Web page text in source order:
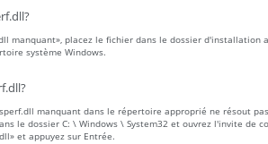
manquant», placez le fichier dans le dossier d'installation
système Windows.
manquant dans le répertoire approprié ne résout
le dossier C: \ Windows \ System32 et ouvrez l'invite de
et appuyez sur Entrée.